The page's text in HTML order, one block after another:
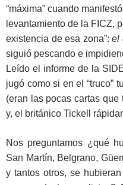
“máxima” cuando
levantamiento de la FICZ,
existencia de esa zona”:el
siguió pescando e
Leído el informe de la
jugó como si en el “truco”
(eran las pocas cartas
y, el británico Tickell
Nos preguntamos ¿qué
San Martín, Belgrano,
y tantos otros, se hubieran